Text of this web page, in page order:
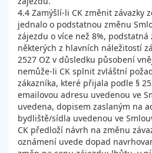
4.4 Zamýšlí-li CK změnit závazky
jednalo o podstatnou změnu
zájezdu o více než 8%, podstatná
některých z hlavních náležitostí
2527 OZ v důsledku působení
nemůže-li CK splnit zvláštní
zákazníka, které přijala podle §
emailovou adresu uvedenou ve
uvedena, dopisem zaslaným na
bydliště/sídla uvedenou ve
CK předloží návrh na změnu
oznámení uvede dopad